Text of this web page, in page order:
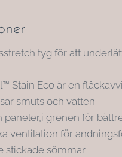
tyg för att
Stain Eco är en
smuts och vatten
paneler,i grenen för
ventilation för
stickade sömmar